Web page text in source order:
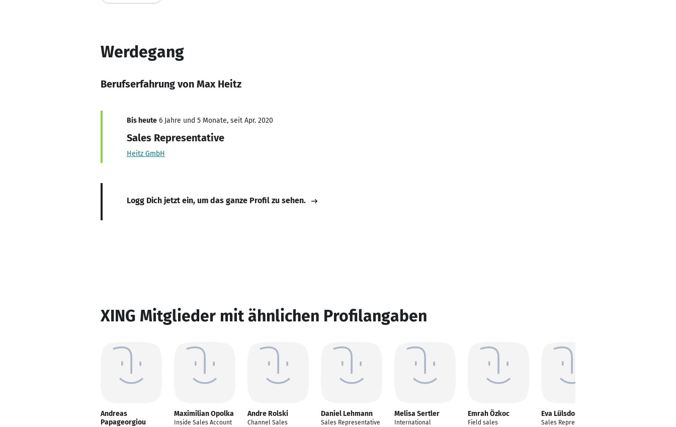
Werdegang
Berufserfahrung von Max Heitz
Bis heute 6 Jahre und 5 Monate, seit Apr. 2020
Sales Representative
Heitz GmbH
Logg Dich jetzt ein, um das ganze Profil zu sehen.
XING Mitglieder mit ähnlichen Profilangaben
Andreas
Papageorgiou
Maximilian Opolka
Inside Sales Account
Andre Rolski
Channel Sales
Daniel Lehmann
Sales Representative
Melisa Sertler
International
Emrah Özkoc
Field sales
Eva Lülsdorf
Sales Representative